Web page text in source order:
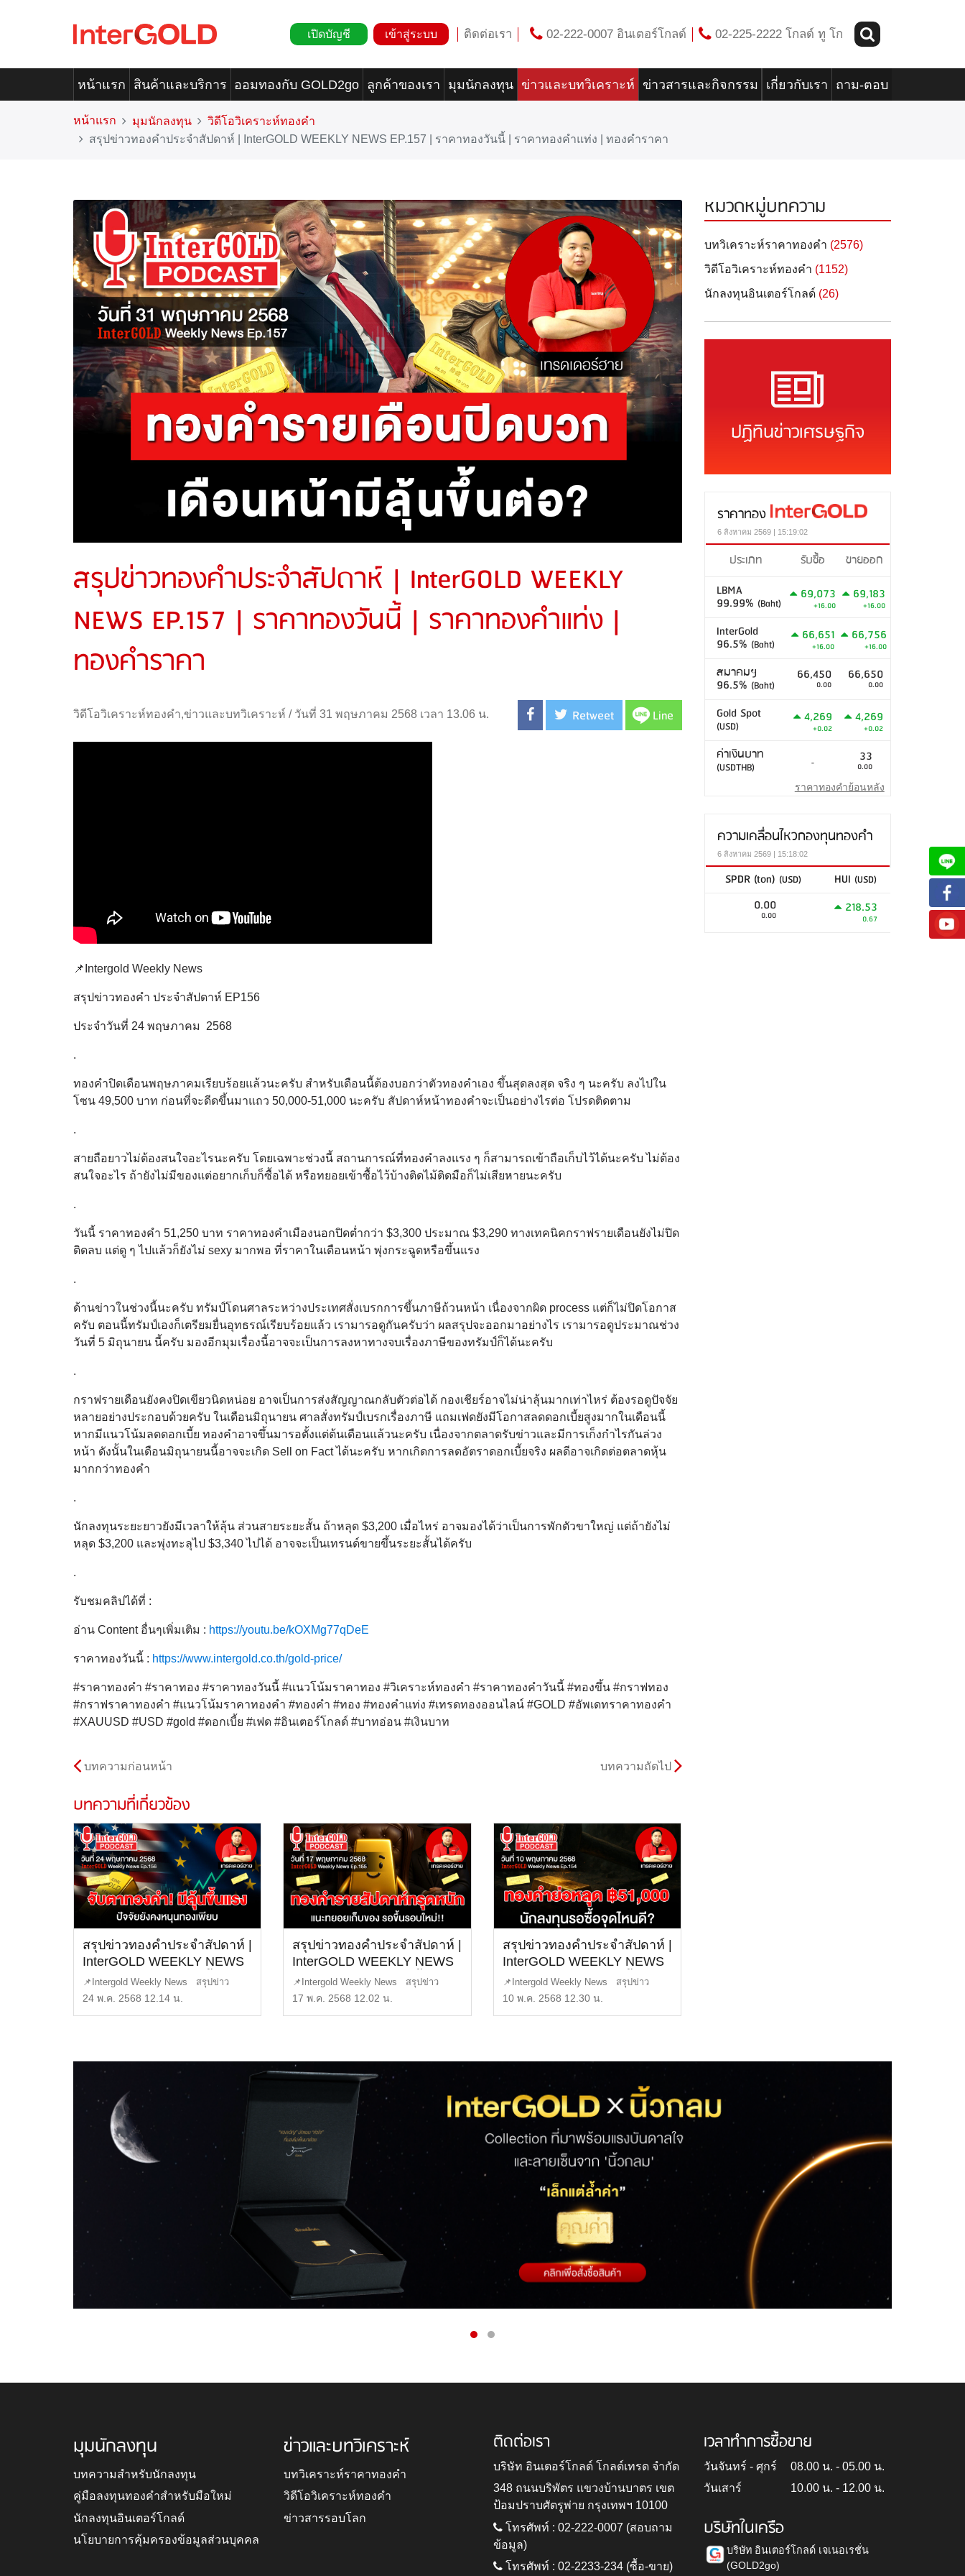
เปิดบัญชี เข้าสู่ระบบ ติดต่อเรา 02-222-0007 อินเตอร์โกลด์ 02-225-2222 โกลด์ ทู โก
หน้าแรก สินค้าและบริการ ออมทองกับ GOLD2go ลูกค้าของเรา มุมนักลงทุน ข่าวและบทวิเคราะห์ ข่าวสารและกิจกรรม เกี่ยวกับเรา ถาม-ตอบ
หน้าแรก มุมนักลงทุน
วิดีโอวิเคราะห์ทองคำ
สรุปข่าวทองคำประจำสัปดาห์ | InterGOLD WEEKLY NEWS EP.157 | ราคาทองวันนี้ | ราคาทองคำแท่ง | ทองคำราคา
สรุปข่าวทองคำประจำสัปดาห์ | InterGOLD WEEKLY
NEWS EP.157 | ราคาทองวันนี้ | ราคาทองคำแท่ง |
ทองคำราคา
วิดีโอวิเคราะห์ทองคำ,ข่าวและบทวิเคราะห์ / วันที่ 31 พฤษภาคม 2568 เวลา 13.06 น. Retweet Line
📌Intergold Weekly News
สรุปข่าวทองคำ ประจำสัปดาห์ EP156
ประจำวันที่ 24 พฤษภาคม 2568
.
ทองคำปิดเดือนพฤษภาคมเรียบร้อยแล้วนะครับ สำหรับเดือนนี้ต้องบอกว่าตัวทองคำเอง ขึ้นสุดลงสุด จริง ๆ นะครับ ลงไปใน
โซน 49,500 บาท ก่อนที่จะดีดขึ้นมาแถว 50,000-51,000 นะครับ สัปดาห์หน้าทองคำจะเป็นอย่างไรต่อ โปรดติดตาม
.
สายถือยาวไม่ต้องสนใจอะไรนะครับ โดยเฉพาะช่วงนี้ สถานการณ์ที่ทองคำลงแรง ๆ ก็สามารถเข้าถือเก็บไว้ได้นะครับ ไม่ต้อง
สนใจอะไร ถ้ายังไม่มีของแต่อยากเก็บก็ซื้อได้ หรือทยอยเข้าซื้อไว้บ้างติดไม้ติดมือก็ไม่เสียหายนะครับ
.
วันนี้ ราคาทองคำ 51,250 บาท ราคาทองคำเมืองนอกปิดต่ำกว่า $3,300 ประมาณ $3,290 ทางเทคนิคกราฟรายเดือนยังไม่ปิด
ติดลบ แต่ดู ๆ ไปแล้วก็ยังไม่ sexy มากพอ ที่ราคาในเดือนหน้า พุ่งกระฉูดหรือขึ้นแรง
.
ด้านข่าวในช่วงนี้นะครับ ทรัมป์โดนศาลระหว่างประเทศสั่งเบรกการขึ้นภาษีถ้วนหน้า เนื่องจากผิด process แต่ก็ไม่ปิดโอกาส
ครับ ตอนนี้ทรัมป์เองก็เตรียมยื่นอุทธรณ์เรียบร้อยแล้ว เรามารอดูกันครับว่า ผลสรุปจะออกมาอย่างไร เรามารอดูประมาณช่วง
วันที่ 5 มิถุนายน นี้ครับ มองอีกมุมเรื่องนี้อาจจะเป็นการลงหาทางจบเรื่องภาษีของทรัมป์ก็ได้นะครับ
.
กราฟรายเดือนยังคงปิดเขียวนิดหน่อย อาจเป็นการส่งสัญญาณกลับตัวต่อได้ กองเชียร์อาจไม่น่าลุ้นมากเท่าไหร่ ต้องรอดูปัจจัย
หลายอย่างประกอบด้วยครับ ในเดือนมิถุนายน ศาลสั่งทรัมป์เบรกเรื่องภาษี แถมเฟดยังมีโอกาสลดดอกเบี้ยสูงมากในเดือนนี้
หากมีแนวโน้มลดดอกเบี้ย ทองคำอาจขึ้นมารอตั้งแต่ต้นเดือนแล้วนะครับ เนื่องจากตลาดรับข่าวและมีการเก็งกำไรกันล่วง
หน้า ดังนั้นในเดือนมิถุนายนนี้อาจจะเกิด Sell on Fact ได้นะครับ หากเกิดการลดอัตราดอกเบี้ยจริง ผลดีอาจเกิดต่อตลาดหุ้น
มากกว่าทองคำ
.
นักลงทุนระยะยาวยังมีเวลาให้ลุ้น ส่วนสายระยะสั้น ถ้าหลุด $3,200 เมื่อไหร่ อาจมองได้ว่าเป็นการพักตัวขาใหญ่ แต่ถ้ายังไม่
หลุด $3,200 และพุ่งทะลุไป $3,340 ไปได้ อาจจะเป็นเทรนด์ขายขึ้นระยะสั้นได้ครับ
.
รับชมคลิปได้ที่ :
อ่าน Content อื่นๆเพิ่มเติม : https://youtu.be/kOXMg77qDeE
ราคาทองวันนี้ : https://www.intergold.co.th/gold-price/
#ราคาทองคำ #ราคาทอง #ราคาทองวันนี้ #แนวโน้มราคาทอง #วิเคราะห์ทองคำ #ราคาทองคำวันนี้ #ทองขึ้น #กราฟทอง
#กราฟราคาทองคำ #แนวโน้มราคาทองคำ #ทองคำ #ทอง #ทองคำแท่ง #เทรดทองออนไลน์ #GOLD #อัพเดทราคาทองคำ
#XAUUSD #USD #gold #ดอกเบี้ย #เฟด #อินเตอร์โกลด์ #บาทอ่อน #เงินบาท
บทความก่อนหน้า บทความถัดไป
บทความที่เกี่ยวข้อง
สรุปข่าวทองคำประจำสัปดาห์ |
InterGOLD WEEKLY NEWS
EP.156 | ราคาทองวันนี้ |
ราคาทองคำแท่ง | ทองคำ
📌Intergold Weekly News สรุปข่าว
ทองคำ ประจำสัปดาห์ EP1 […]
24 พ.ค. 2568 12.14 น.
สรุปข่าวทองคำประจำสัปดาห์ |
InterGOLD WEEKLY NEWS
EP.155 | ราคาทองวันนี้ |
ราคาทองคำแท่ง | ทองคำ
📌Intergold Weekly News สรุปข่าว
ทองคำ ประจำสัปดาห์ EP1 […]
17 พ.ค. 2568 12.02 น.
สรุปข่าวทองคำประจำสัปดาห์ |
InterGOLD WEEKLY NEWS
EP.154 | ราคาทองวันนี้ |
ราคาทองคำแท่ง | ทองคำ
📌Intergold Weekly News สรุปข่าว
ทองคำ ประจำสัปดาห์ EP1 […]
10 พ.ค. 2568 12.30 น.
หมวดหมู่บทความ
บทวิเคราะห์ราคาทองคำ (2576)
วิดีโอวิเคราะห์ทองคำ (1152)
นักลงทุนอินเตอร์โกลด์ (26)
ปฏิทินข่าวเศรษฐกิจ
ราคาทอง
6 สิงหาคม 2569 | 15:19:02
ประเภท รับซื้อ
ขายออก
LBMA
99.99% (Baht)
69,073
+16.00
69,183
+16.00
InterGold
96.5% (Baht)
66,651
+16.00
66,756
+16.00
สมาคมฯ
96.5% (Baht)
66,450
0.00
66,650
0.00
Gold Spot
(USD)
4,269
+0.02
4,269
+0.02
ค่าเงินบาท
(USDTHB) - 33
0.00
ราคาทองคำย้อนหลัง
ความเคลื่อนไหวกองทุนทองคำ
6 สิงหาคม 2569 | 15:18:02
SPDR (ton) (USD) HUI (USD)
0.00
0.00 218.53
0.67
มุมนักลงทุน
บทความสำหรับนักลงทุน
คู่มือลงทุนทองคำสำหรับมือใหม่
นักลงทุนอินเตอร์โกลด์
นโยบายการคุ้มครองข้อมูลส่วนบุคคล
ข่าวและบทวิเคราะห์
บทวิเคราะห์ราคาทองคำ
วิดีโอวิเคราะห์ทองคำ
ข่าวสารรอบโลก
ติดต่อเรา
บริษัท อินเตอร์โกลด์ โกลด์เทรด จำกัด
348 ถนนบริพัตร แขวงบ้านบาตร เขต
ป้อมปราบศัตรูพ่าย กรุงเทพฯ 10100
โทรศัพท์ : 02-222-0007 (สอบถาม
ข้อมูล)
โทรศัพท์ : 02-2233-234 (ซื้อ-ขาย)
เวลาทำการซื้อขาย
วันจันทร์ - ศุกร์
08.00 น. - 05.00 น.
วันเสาร์
10.00 น. - 12.00 น.
บริษัทในเครือ
บริษัท อินเตอร์โกลด์ เจเนอเรชั่น
(GOLD2go)